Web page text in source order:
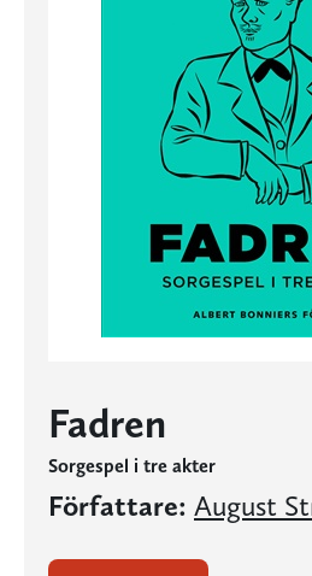
Fadren
Sorgespel i tre akter
Författare: August